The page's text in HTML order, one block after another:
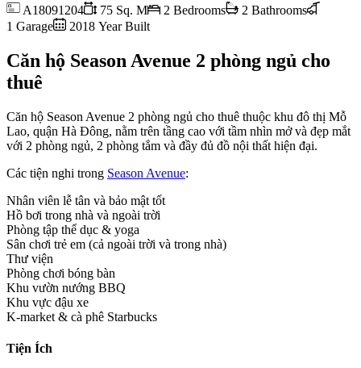
A18091204 75 Sq. M 2 Bedrooms
2 Bathrooms
1 Garage
2018 Year Built
Căn hộ Season Avenue 2 phòng ngủ cho
thuê
Căn hộ Season Avenue 2 phòng ngủ cho thuê thuộc khu đô thị Mỗ
Lao, quận Hà Đông, nằm trên tầng cao với tầm nhìn mở và đẹp mắt
với 2 phòng ngủ, 2 phòng tắm và đầy đủ đồ nội thất hiện đại.
Các tiện nghi trong Season Avenue:
Nhân viên lễ tân và bảo mật tốt
Hồ bơi trong nhà và ngoài trời
Phòng tập thể dục & yoga
Sân chơi trẻ em (cả ngoài trời và trong nhà)
Thư viện
Phòng chơi bóng bàn
Khu vườn nướng BBQ
Khu vực đậu xe
K-market & cà phê Starbucks
Tiện Ích